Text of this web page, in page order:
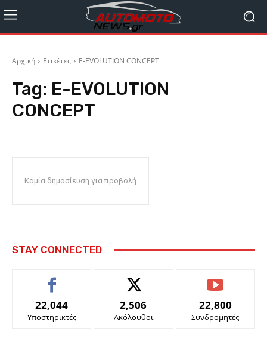
Αρχική Ετικέτες E-EVOLUTION CONCEPT
Tag: E-EVOLUTION
CONCEPT
Καμία δημοσίευση για προβολή
STAY CONNECTED
22,044
Υποστηρικτές
2,506
Ακόλουθοι
22,800
Συνδρομητές